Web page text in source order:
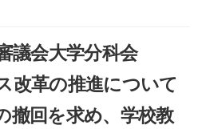
審議会大学分科会
改革の推進について
撤回を求め、学校教